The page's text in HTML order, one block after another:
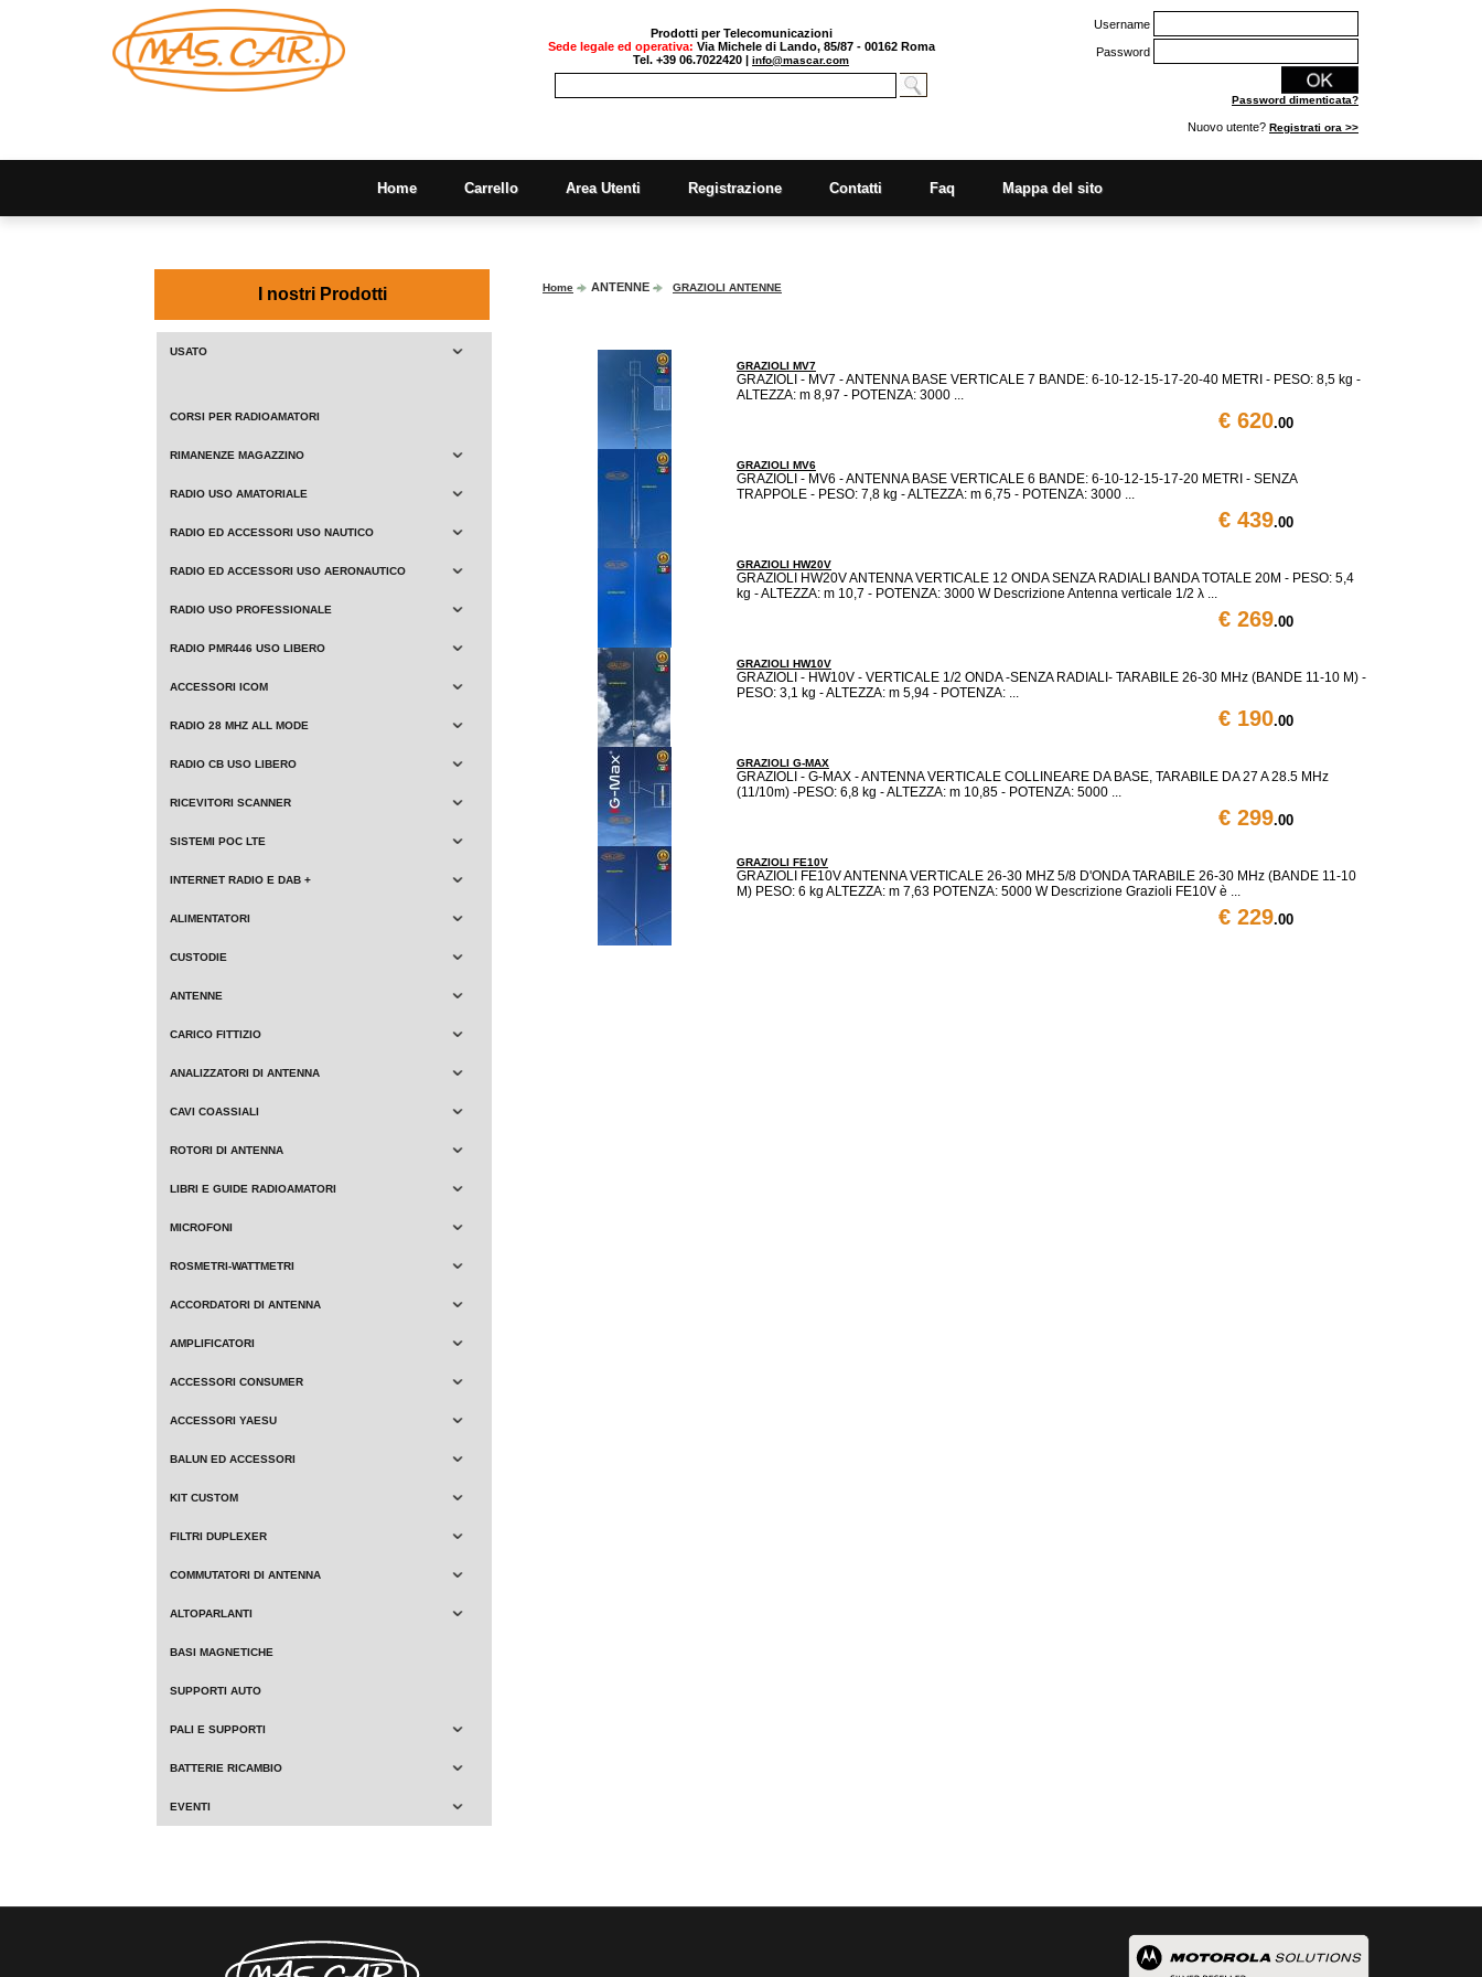
Prodotti per Telecomunicazioni
Sede legale ed operativa: Via Michele di Lando, 85/87 - 00162 Roma
Tel. +39 06.7022420 | info@mascar.com
Username
Password
Password dimenticata?
Nuovo utente? Registrati ora >>
Home Carrello Area Utenti Registrazione Contatti Faq Mappa del sito
I nostri Prodotti
USATO
CORSI PER RADIOAMATORI
RIMANENZE MAGAZZINO
RADIO USO AMATORIALE
RADIO ED ACCESSORI USO NAUTICO
RADIO ED ACCESSORI USO AERONAUTICO
RADIO USO PROFESSIONALE
RADIO PMR446 USO LIBERO
ACCESSORI ICOM
RADIO 28 MHZ ALL MODE
RADIO CB USO LIBERO
RICEVITORI SCANNER
SISTEMI POC LTE
INTERNET RADIO E DAB +
ALIMENTATORI
CUSTODIE
ANTENNE
CARICO FITTIZIO
ANALIZZATORI DI ANTENNA
CAVI COASSIALI
ROTORI DI ANTENNA
LIBRI E GUIDE RADIOAMATORI
MICROFONI
ROSMETRI-WATTMETRI
ACCORDATORI DI ANTENNA
AMPLIFICATORI
ACCESSORI CONSUMER
ACCESSORI YAESU
BALUN ED ACCESSORI
KIT CUSTOM
FILTRI DUPLEXER
COMMUTATORI DI ANTENNA
ALTOPARLANTI
BASI MAGNETICHE
SUPPORTI AUTO
PALI E SUPPORTI
BATTERIE RICAMBIO
EVENTI
Home ANTENNE GRAZIOLI ANTENNE
GRAZIOLI MV7
GRAZIOLI - MV7 - ANTENNA BASE VERTICALE 7 BANDE: 6-10-12-15-17-20-40 METRI - PESO: 8,5 kg -
ALTEZZA: m 8,97 - POTENZA: 3000 ...
€ 620.00
GRAZIOLI MV6
GRAZIOLI - MV6 - ANTENNA BASE VERTICALE 6 BANDE: 6-10-12-15-17-20 METRI - SENZA
TRAPPOLE - PESO: 7,8 kg - ALTEZZA: m 6,75 - POTENZA: 3000 ...
€ 439.00
GRAZIOLI HW20V
GRAZIOLI HW20V ANTENNA VERTICALE 12 ONDA SENZA RADIALI BANDA TOTALE 20M - PESO: 5,4
kg - ALTEZZA: m 10,7 - POTENZA: 3000 W Descrizione Antenna verticale 1/2 λ ...
€ 269.00
GRAZIOLI HW10V
GRAZIOLI - HW10V - VERTICALE 1/2 ONDA -SENZA RADIALI- TARABILE 26-30 MHz (BANDE 11-10 M) -
PESO: 3,1 kg - ALTEZZA: m 5,94 - POTENZA: ...
€ 190.00
GRAZIOLI G-MAX
GRAZIOLI - G-MAX - ANTENNA VERTICALE COLLINEARE DA BASE, TARABILE DA 27 A 28.5 MHz
(11/10m) -PESO: 6,8 kg - ALTEZZA: m 10,85 - POTENZA: 5000 ...
€ 299.00
GRAZIOLI FE10V
GRAZIOLI FE10V ANTENNA VERTICALE 26-30 MHZ 5/8 D'ONDA TARABILE 26-30 MHz (BANDE 11-10
M) PESO: 6 kg ALTEZZA: m 7,63 POTENZA: 5000 W Descrizione Grazioli FE10V è ...
€ 229.00